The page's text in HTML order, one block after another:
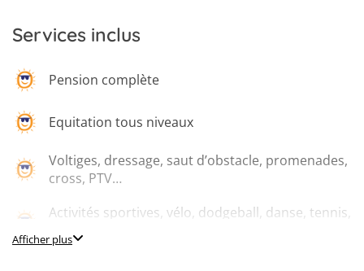
Services inclus
Pension complète
Equitation tous niveaux
Voltiges, dressage, saut d’obstacle, promenades,
cross, PTV…
Activités sportives, vélo, dodgeball, danse, tennis,
Afficher plus